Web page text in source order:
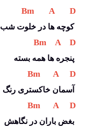
Bm A D
کوچه ها در خلوت شب
Bm A D
پنجره ها همه بسته
Bm A D
آسمان خاکستری رنگ
Bm A D
بغض باران در نگاهش